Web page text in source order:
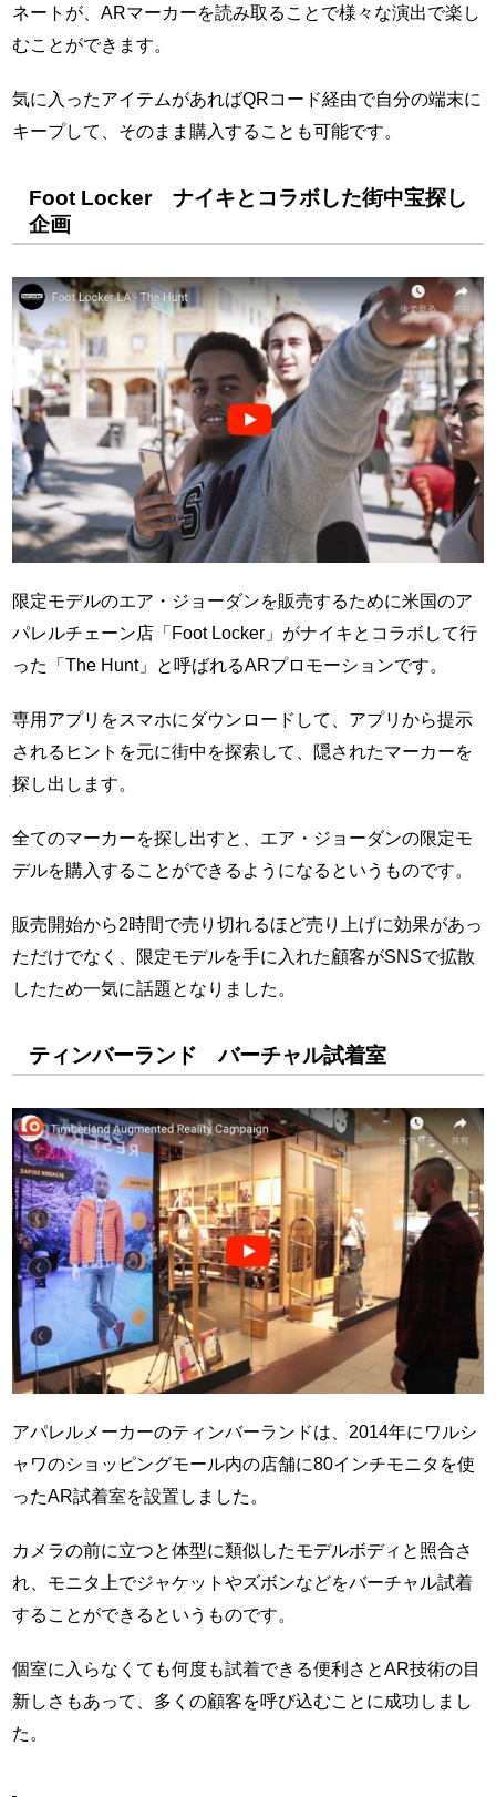
ネートが、ARマーカーを読み取ることで様々な演出で楽し
むことができます。
気に入ったアイテムがあればQRコード経由で自分の端末に
キープして、そのまま購入することも可能です。
Foot Locker ナイキとコラボした街中宝探し
企画
限定モデルのエア・ジョーダンを販売するために米国のア
パレルチェーン店「Foot Locker」がナイキとコラボして行
った「The Hunt」と呼ばれるARプロモーションです。
専用アプリをスマホにダウンロードして、アプリから提示
されるヒントを元に街中を探索して、隠されたマーカーを
探し出します。
全てのマーカーを探し出すと、エア・ジョーダンの限定モ
デルを購入することができるようになるというものです。
販売開始から2時間で売り切れるほど売り上げに効果があっ
ただけでなく、限定モデルを手に入れた顧客がSNSで拡散
したため一気に話題となりました。
ティンバーランド バーチャル試着室
アパレルメーカーのティンバーランドは、2014年にワルシ
ャワのショッピングモール内の店舗に80インチモニタを使
ったAR試着室を設置しました。
カメラの前に立つと体型に類似したモデルボディと照合さ
れ、モニタ上でジャケットやズボンなどをバーチャル試着
することができるというものです。
個室に入らなくても何度も試着できる便利さとAR技術の目
新しさもあって、多くの顧客を呼び込むことに成功しまし
た。